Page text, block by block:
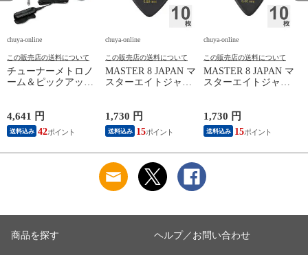
chuya-online
この販売店の送料について
チューナーメトロノ
ーム＆ピックアップ
スペシャルパック ブ
ラック
4,641 円
送料込み 42
chuya-online
この販売店の送料について
MASTER 8 JAPAN マ
スターエイトジャパ
Polish TRIANGLE
0.88mm ギターピッ
ク×10枚
1,730 円
送料込み 15
chuya-online
この販売店の送料について
MASTER 8 JAPAN マ
スターエイトジャパ
Polish TEARDROP
0.88mm ギターピッ
ク×10枚
1,730 円
送料込み 15
商品を探す ヘルプ／お問い合わせ